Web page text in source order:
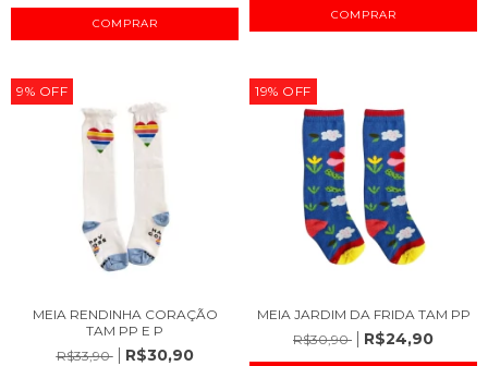
COMPRAR
COMPRAR
9% OFF
MEIA RENDINHA CORAÇÃO
TAM PP E P
R$33,90
R$30,90
19% OFF
MEIA JARDIM DA FRIDA TAM PP
R$30,90
R$24,90